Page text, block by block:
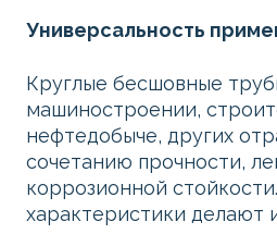
Универсальность
Круглые бесшовные
машиностроении,
нефтедобыче, других
сочетанию прочности,
коррозионной
характеристики делают